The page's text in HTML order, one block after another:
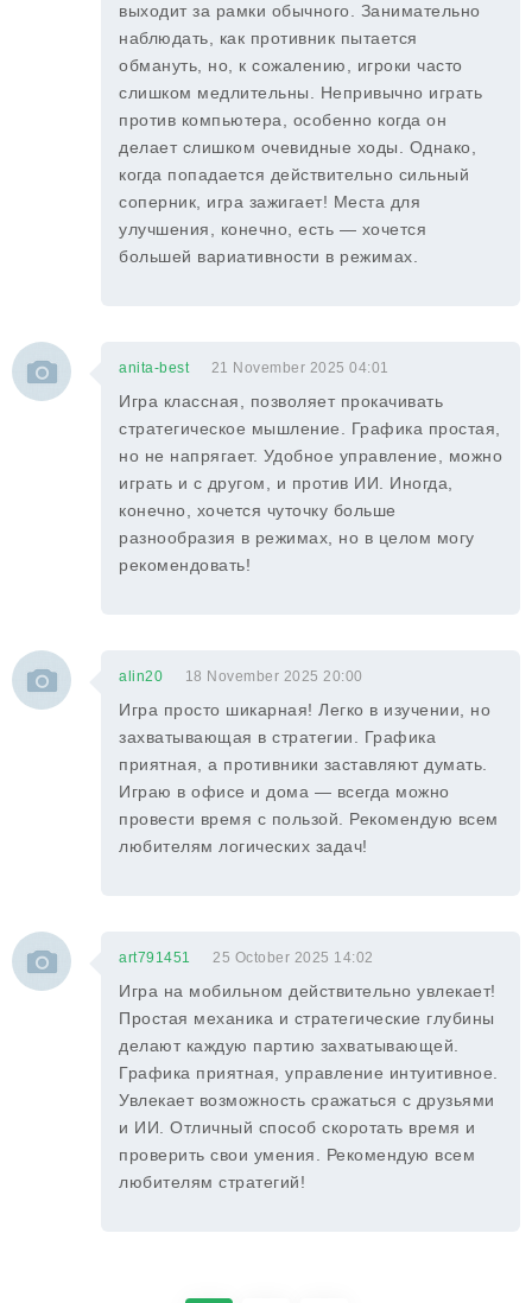
выходит за рамки обычного. Занимательно
наблюдать, как противник пытается
обмануть, но, к сожалению, игроки часто
слишком медлительны. Непривычно играть
против компьютера, особенно когда он
делает слишком очевидные ходы. Однако,
когда попадается действительно сильный
соперник, игра зажигает! Места для
улучшения, конечно, есть — хочется
большей вариативности в режимах.
anita-best 21 November 2025 04:01
Игра классная, позволяет прокачивать
стратегическое мышление. Графика простая,
но не напрягает. Удобное управление, можно
играть и с другом, и против ИИ. Иногда,
конечно, хочется чуточку больше
разнообразия в режимах, но в целом могу
рекомендовать!
alin20 18 November 2025 20:00
Игра просто шикарная! Легко в изучении, но
захватывающая в стратегии. Графика
приятная, а противники заставляют думать.
Играю в офисе и дома — всегда можно
провести время с пользой. Рекомендую всем
любителям логических задач!
art791451 25 October 2025 14:02
Игра на мобильном действительно увлекает!
Простая механика и стратегические глубины
делают каждую партию захватывающей.
Графика приятная, управление интуитивное.
Увлекает возможность сражаться с друзьями
и ИИ. Отличный способ скоротать время и
проверить свои умения. Рекомендую всем
любителям стратегий!